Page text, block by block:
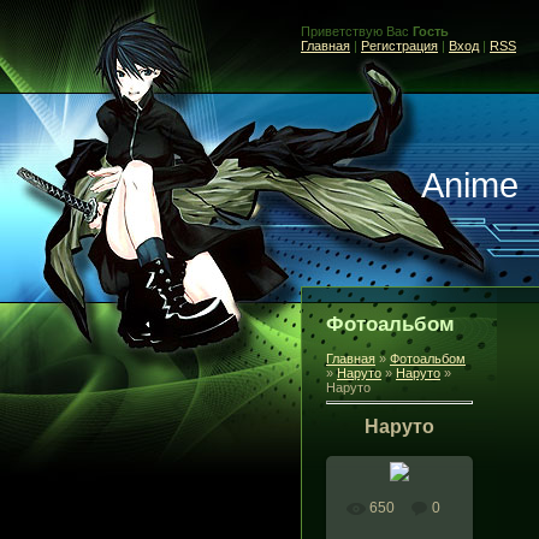
Приветствую Вас Гость
Главная | Регистрация | Вход | RSS
Anime
Фотоальбом
Главная » Фотоальбом
»Наруто » Наруто »
Наруто
Наруто
650 0